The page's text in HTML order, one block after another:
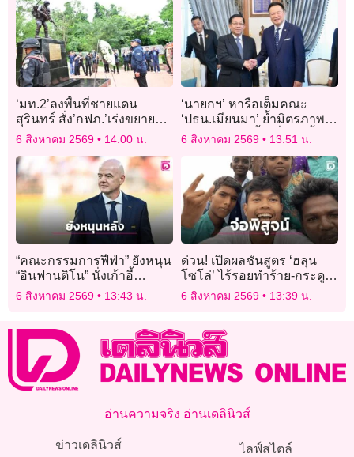
‘มท.2’ลงพื้นที่ชายแดน
สุรินทร์ สั่ง’กฟภ.’เร่งขยาย
เขตไฟฟ้า’ปราสาทตาควาย-
ชีวิต
6 สิงหาคม 2569 14:00 น.
‘นายกฯ’ หารือเต็มคณะ
‘ปธน.เมียนมา’ ย้ำมิตรภาพ
และความไว้เนื้อเชื่อใจ ตั้ง
มลพิษ’ ในแม่น้ำ
6 สิงหาคม 2569 13:51 น.
“คณะกรรมการฟีฟ่า” ยังหนุน
“อินฟานติโน” นั่งเก้าอี้
ประธานต่อไป แม้โดนเล่น
6 สิงหาคม 2569 13:43 น.
ด่วน! เปิดผลชันสูตร ‘ฮลุน
โซโล่’ ไร้รอยทำร้าย-กระดูก
ไม่หัก คาดหัวใจล้มเหลว จ่อ
6 สิงหาคม 2569 13:39 น.
อ่านความจริง อ่านเดลินิวส์
ข่าวเดลินิวส์ ไลฟ์สไตล์